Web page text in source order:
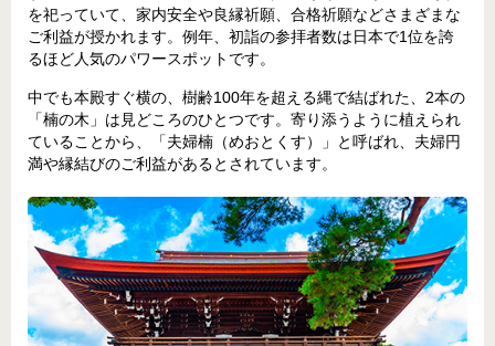
を祀っていて、家内安全や良縁祈願、合格祈願などさまざまな
ご利益が授かれます。例年、初詣の参拝者数は日本で1位を誇
るほど人気のパワースポットです。
中でも本殿すぐ横の、樹齢100年を超える縄で結ばれた、2本の
「楠の木」は見どころのひとつです。寄り添うように植えられ
ていることから、「夫婦楠（めおとくす）」と呼ばれ、夫婦円
満や縁結びのご利益があるとされています。